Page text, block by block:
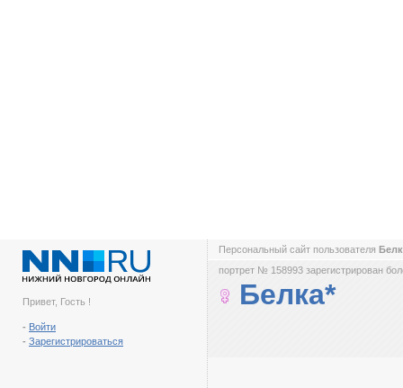
Привет, Гость !
- Войти
- Зарегистрироваться
Персональный сайт пользователя
портрет № 158993 зарегистрирован
Белка*